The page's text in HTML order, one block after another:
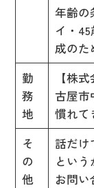
年齢の
イ・
成のた
勤
務
地
【株
古屋市
慣れて
そ
の
他
話だけ
とい
お問い